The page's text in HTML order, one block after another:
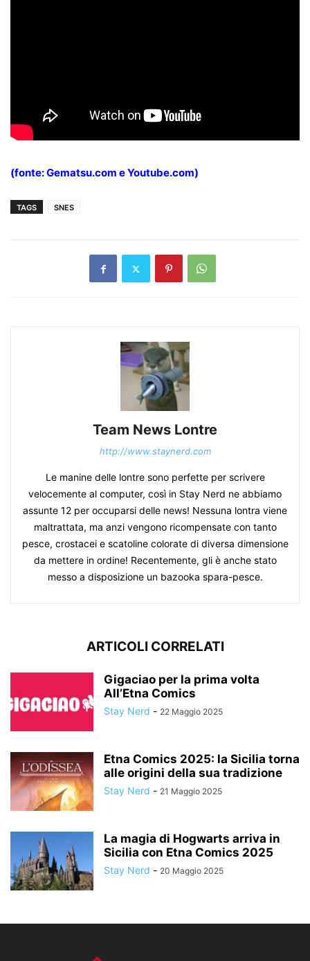
(fonte:Gematsu.com eYoutube.com)
TAGS SNES
Team News Lontre
http://www.staynerd.com
Le manine delle lontre sono perfette per scrivere
velocemente al computer, così in Stay Nerd ne abbiamo
assunte 12 per occuparsi delle news! Nessuna lontra viene
maltrattata, ma anzi vengono ricompensate con tanto
pesce, crostacei e scatoline colorate di diversa dimensione
da mettere in ordine! Recentemente, gli è anche stato
messo a disposizione un bazooka spara-pesce.
ARTICOLI CORRELATI
Gigaciao per la prima volta
All’Etna Comics
Stay Nerd - 22 Maggio 2025
Etna Comics 2025: la Sicilia torna
alle origini della sua tradizione
Stay Nerd - 21 Maggio 2025
La magia di Hogwarts arriva in
Sicilia con Etna Comics 2025
Stay Nerd - 20 Maggio 2025